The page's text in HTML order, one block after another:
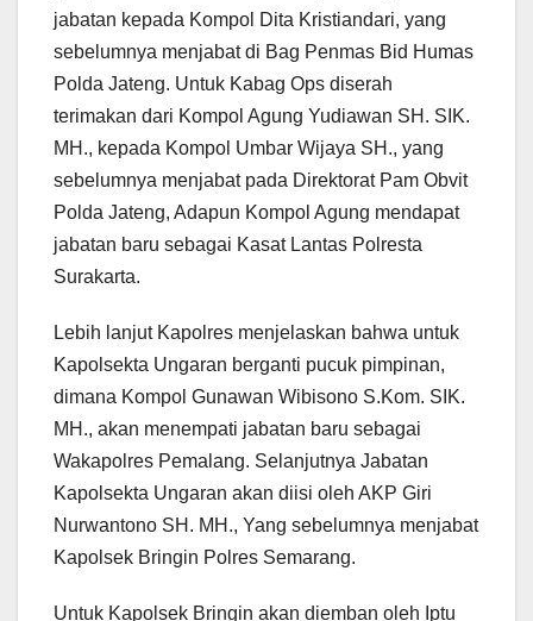
jabatan kepada Kompol Dita Kristiandari, yang
sebelumnya menjabat di Bag Penmas Bid Humas
Polda Jateng. Untuk Kabag Ops diserah
terimakan dari Kompol Agung Yudiawan SH. SIK.
MH., kepada Kompol Umbar Wijaya SH., yang
sebelumnya menjabat pada Direktorat Pam Obvit
Polda Jateng, Adapun Kompol Agung mendapat
jabatan baru sebagai Kasat Lantas Polresta
Surakarta.
Lebih lanjut Kapolres menjelaskan bahwa untuk
Kapolsekta Ungaran berganti pucuk pimpinan,
dimana Kompol Gunawan Wibisono S.Kom. SIK.
MH., akan menempati jabatan baru sebagai
Wakapolres Pemalang. Selanjutnya Jabatan
Kapolsekta Ungaran akan diisi oleh AKP Giri
Nurwantono SH. MH., Yang sebelumnya menjabat
Kapolsek Bringin Polres Semarang.
Untuk Kapolsek Bringin akan diemban oleh Iptu